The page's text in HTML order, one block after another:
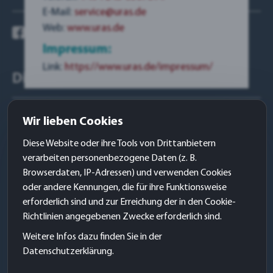
Dienstleistungen:
Websites
Grafik- & Logo – Design
KommunikationsDesign
Kundengewinnung
Wir lieben Cookies
Diese Website oder ihre Tools von Drittanbietern
verarbeiten personenbezogene Daten (z. B.
Browserdaten, IP-Adressen) und verwenden Cookies
oder andere Kennungen, die für ihre Funktionsweise
erforderlich sind und zur Erreichung der in den Cookie-
Richtlinien angegebenen Zwecke erforderlich sind.
Weitere Infos dazu finden Sie in der
Datenschutzerklärung.
E-Mail: service@uras.de
Web: www.uras.de
Impressum:
Link: https://www.uras.de/impressum/